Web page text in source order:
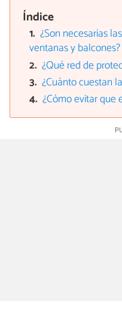
Índice
¿Son necesarias
ventanas y balcones?
¿Qué red de
¿Cuánto cuestan
¿Cómo evitar que